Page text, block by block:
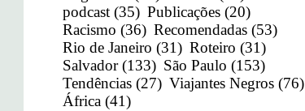
podcast (35) Publicações (20)
Racismo (36) Recomendadas (53)
Rio de Janeiro (31) Roteiro (31)
Salvador (133) São Paulo (153)
Tendências (27) Viajantes Negros (76)
África (41)